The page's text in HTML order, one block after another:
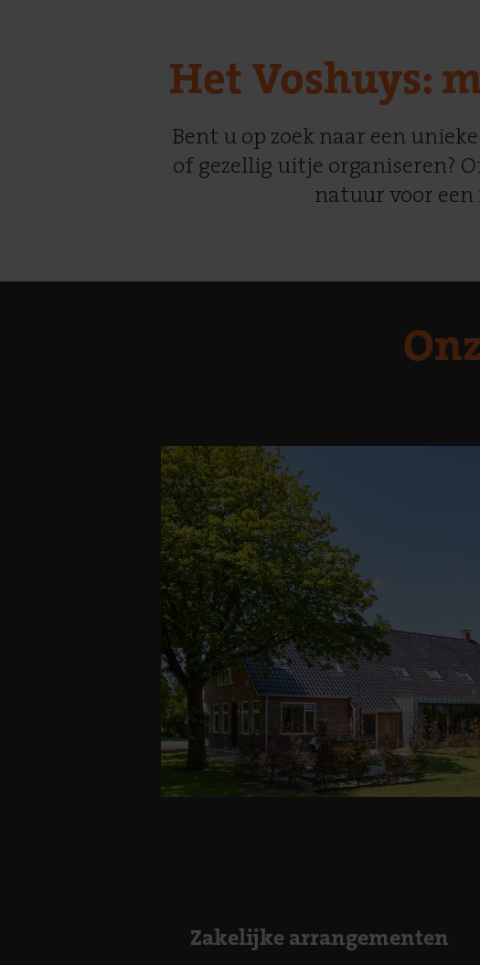
Het Voshuys:
Bent u op zoek naar een
of gezellig uitje organiseren?
natuur voor
Zakelijke arrangementen